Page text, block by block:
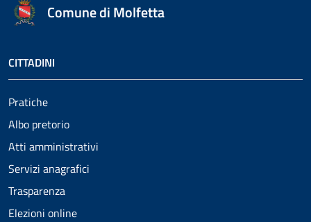
Comune di Molfetta
CITTADINI
Pratiche
Albo pretorio
Atti amministrativi
Servizi anagrafici
Trasparenza
Elezioni online